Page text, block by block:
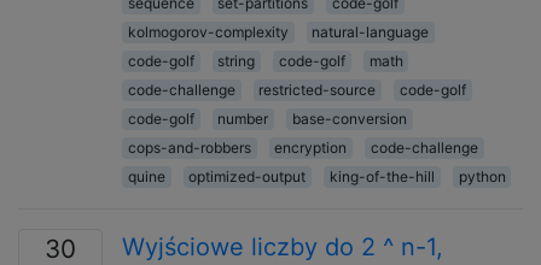
kolmogorov-complexity
natural-language
code-golf
string code-golf
math
code-challenge
restricted-source
code-golf
code-golf
number
base-conversion
cops-and-robbers
encryption
code-challenge
quine
optimized-output king-of-the-hill python
30
Wyjściowe liczby do 2 ^ n-1,